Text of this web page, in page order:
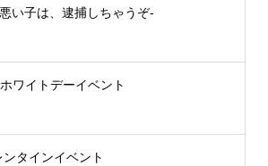
い子は、逮捕しちゃうぞ-
ワイトデーイベント
タインイベント